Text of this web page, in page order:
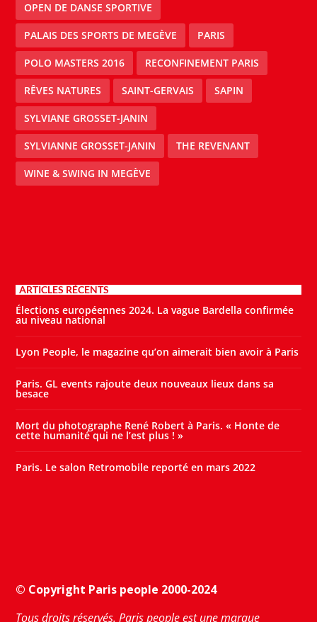
OPEN DE DANSE SPORTIVE
PALAIS DES SPORTS DE MEGÈVE PARIS
POLO MASTERS 2016 RECONFINEMENT PARIS
RÊVES NATURES SAINT-GERVAIS SAPIN
SYLVIANE GROSSET-JANIN
SYLVIANNE GROSSET-JANIN THE REVENANT
WINE & SWING IN MEGÈVE
ARTICLES RÉCENTS
Élections européennes 2024. La vague Bardella confirmée
au niveau national
Lyon People, le magazine qu’on aimerait bien avoir à Paris
Paris. GL events rajoute deux nouveaux lieux dans sa
besace
Mort du photographe René Robert à Paris. « Honte de
cette humanité qui ne l’est plus ! »
Paris. Le salon Retromobile reporté en mars 2022
© Copyright Paris people 2000-2024
Tous droits réservés. Paris people est une marque